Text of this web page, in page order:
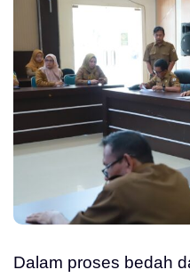
Dalam proses bedah